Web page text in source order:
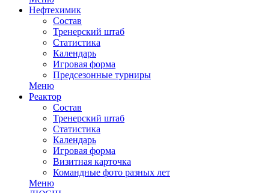
Нефтехимик
Состав
Тренерский штаб
Статистика
Календарь
Игровая форма
Предсезонные турниры
Меню
Реактор
Состав
Тренерский штаб
Статистика
Календарь
Игровая форма
Визитная карточка
Командные фото разных лет
Меню